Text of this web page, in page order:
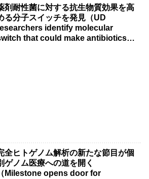
剤耐性菌に対する抗生物質効果を高
る分子スイッチを発見（UD
identify molecular
that could make antibiotics
全ヒトゲノム解析の新たな節目が個
ゲノム医療への道を開く
（Milestone opens door for